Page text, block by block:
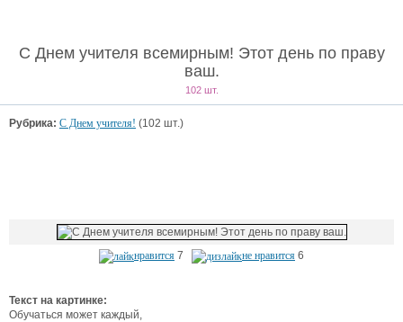
С Днем учителя всемирным! Этот день по праву
ваш.
102 шт.
Рубрика: С Днем учителя! (102 шт.)
нравится 7 не нравится 6
Текст на картинке:
Обучаться может каждый,